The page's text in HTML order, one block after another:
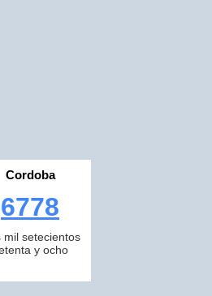
Cordoba
6778
mil setecientos
y ocho